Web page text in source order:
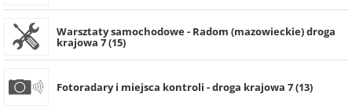
Warsztaty samochodowe - Radom (mazowieckie) droga
krajowa 7 (15)
Fotoradary i miejsca kontroli - droga krajowa 7 (13)